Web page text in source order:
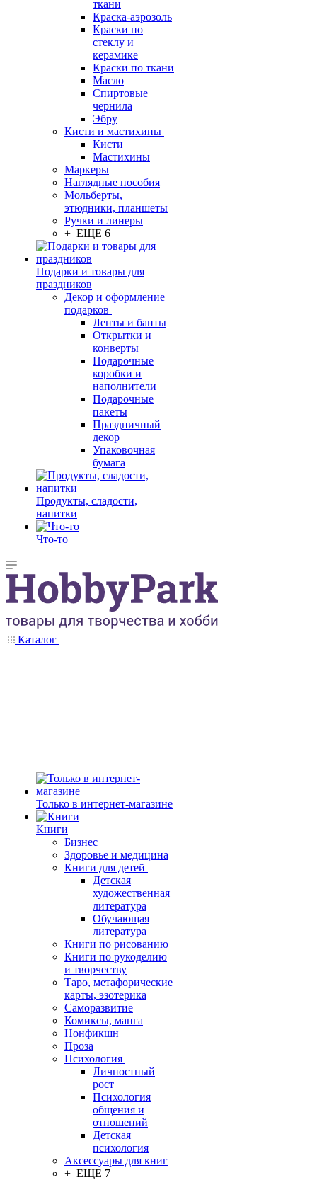
ткани
Краска-аэрозоль
Краски по
стеклу и
керамике
Краски по ткани
Масло
Спиртовые
чернила
Эбру
Кисти и мастихины
Кисти
Мастихины
Маркеры
Наглядные пособия
Мольберты,
этюдники, планшеты
Ручки и линеры
+ ЕЩЕ 6
Подарки и товары для
праздников
Декор и оформление
подарков
Ленты и банты
Открытки и
конверты
Подарочные
коробки и
наполнители
Подарочные
пакеты
Праздничный
декор
Упаковочная
бумага
Продукты, сладости,
напитки
Что-то
Каталог
Только в интернет-магазине
Книги
Бизнес
Здоровье и медицина
Книги для детей
Детская
художественная
литература
Обучающая
литература
Книги по рисованию
Книги по рукоделию
и творчеству
Таро, метафорические
карты, эзотерика
Саморазвитие
Комиксы, манга
Нонфикшн
Проза
Психология
Личностный
рост
Психология
общения и
отношений
Детская
психология
Аксессуары для книг
+ ЕЩЕ 7